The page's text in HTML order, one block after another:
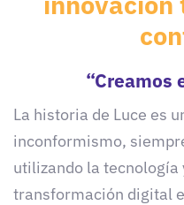
“Creamos
La historia de Luce es
inconformismo,
utilizando la
transformación digital